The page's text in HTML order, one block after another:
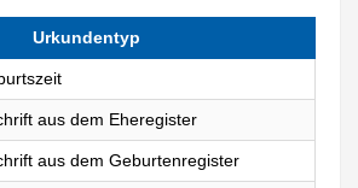
Urkundentyp
aus dem Eheregister
aus dem Geburtenregister